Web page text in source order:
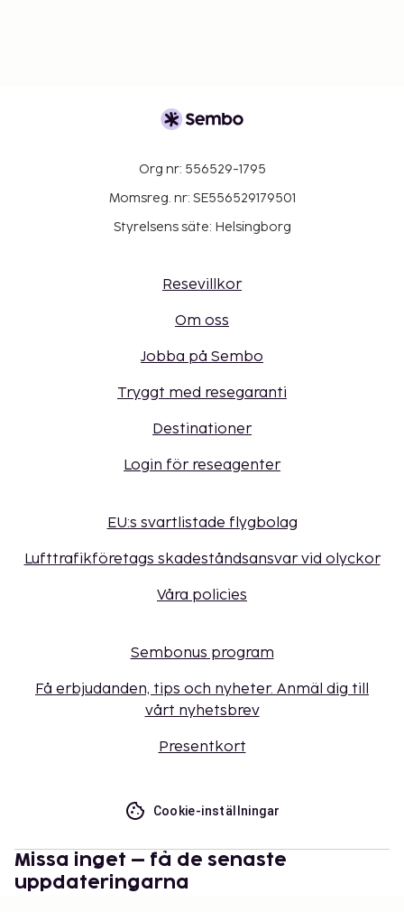
Org nr: 556529-1795
Momsreg. nr: SE556529179501
Styrelsens säte: Helsingborg
Resevillkor
Om oss
Jobba på Sembo
Tryggt med resegaranti
Destinationer
Login för reseagenter
EU:s svartlistade flygbolag
Lufttrafikföretags skadeståndsansvar vid olyckor
Våra policies
Sembonus program
Få erbjudanden, tips och nyheter. Anmäl dig till
vårt nyhetsbrev
Presentkort
Cookie-inställningar
Missa inget – få de senaste
uppdateringarna